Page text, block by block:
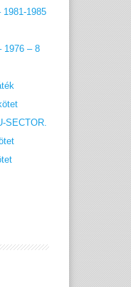
1985
1976 – 8
SECTOR.